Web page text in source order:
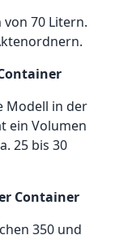
70 Litern.
Modell in der
ein Volumen
25 bis 30
Container
350 und